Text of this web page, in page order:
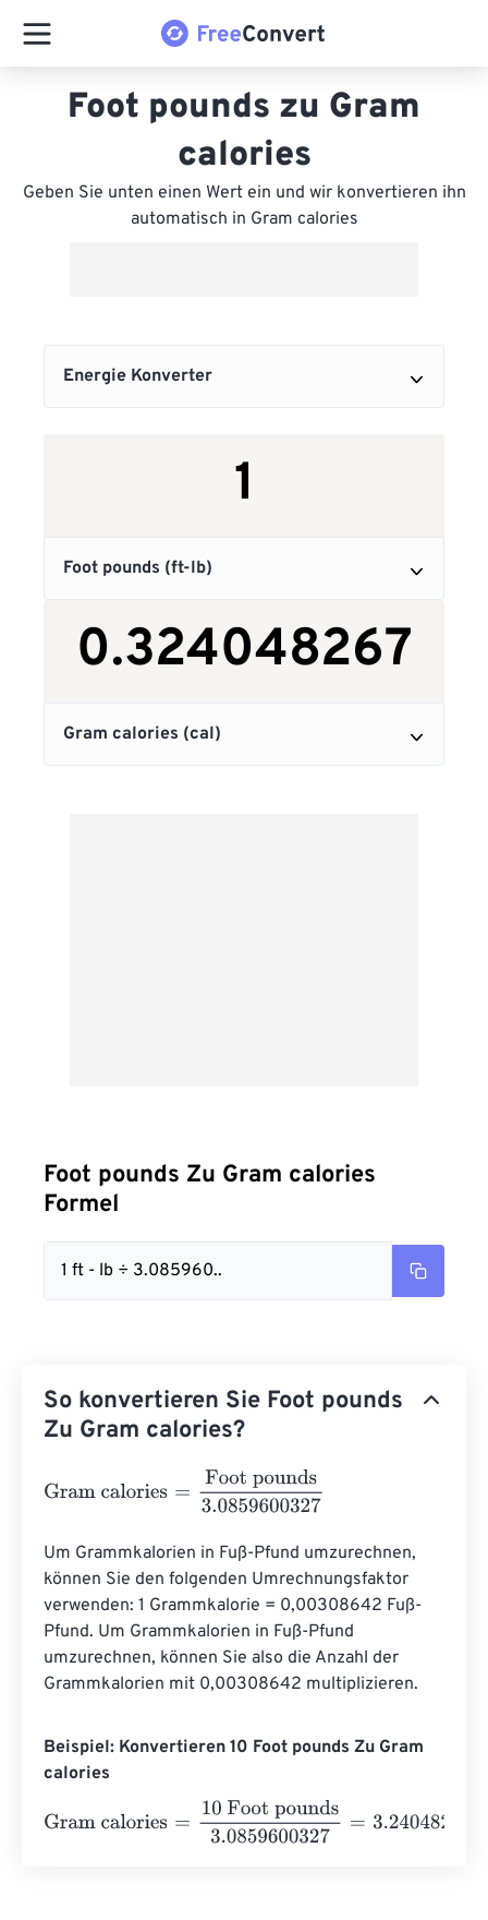
Foot pounds zu Gram
calories
Geben Sie unten einen Wert ein und wir konvertieren ihn
automatisch in Gram calories
Foot pounds Zu Gram calories
Formel
1 ft - lb ÷ 3.085960..
So konvertieren Sie Foot pounds
Zu Gram calories?
Gram calories Foot pounds3.0859600327
Um Grammkalorien in Fuß-Pfund umzurechnen,
können Sie den folgenden Umrechnungsfaktor
verwenden: 1 Grammkalorie = 0,00308642 Fuß-
Pfund. Um Grammkalorien in Fuß-Pfund
umzurechnen, können Sie also die Anzahl der
Grammkalorien mit 0,00308642 multiplizieren.
Beispiel: Konvertieren 10 Foot pounds Zu Gram
calories
Gram calories
10 Foot pounds3.0859600327 =